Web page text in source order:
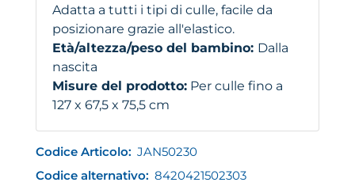
Adatta a tutti i tipi di culle, facile da
posizionare grazie all'elastico.
Età/altezza/peso del bambino: Dalla
nascita
Misure del prodotto: Per culle fino a
127 x 67,5 x 75,5 cm
Codice Articolo: JAN50230
Codice alternativo: 8420421502303